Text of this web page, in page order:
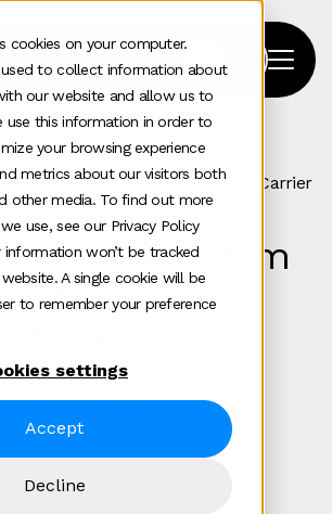
cookies on your computer.
used to collect information about
our website and allow us to
use this information in order to
your browsing experience
metrics about our visitors both
other media. To find out more
use, see our Privacy Policy
information won’t be tracked
A single cookie will be
to remember your preference
settings
Accept
Decline
Case Study
Strategy For A Leading Freight Carrier
momentum
een
logistieke
een digitale
voor de gehele
de
overtrof